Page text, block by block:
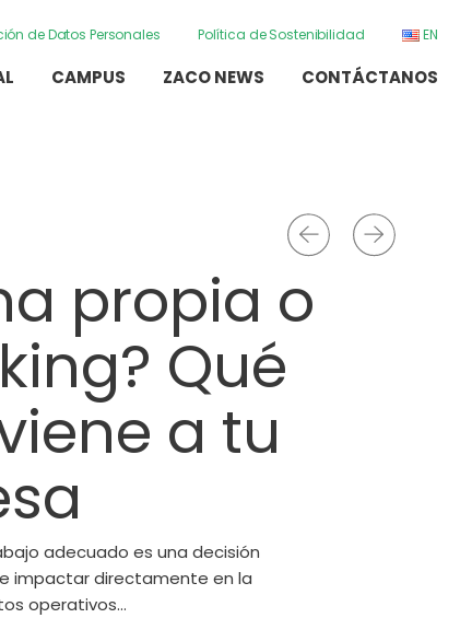
de Datos Personales Política de Sostenibilidad EN
CAMPUS ZACO NEWS CONTÁCTANOS
propia o
Qué
a tu
adecuado es una decisión
impactar directamente en la
operativos…